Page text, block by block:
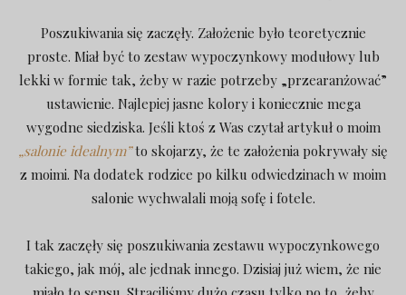
Poszukiwania się zaczęły. Założenie było teoretycznie
proste. Miał być to zestaw wypoczynkowy modułowy lub
lekki w formie tak, żeby w razie potrzeby „przearanżować”
ustawienie. Najlepiej jasne kolory i koniecznie mega
wygodne siedziska. Jeśli ktoś z Was czytał artykuł o moim
„salonie idealnym”to skojarzy, że te założenia pokrywały się
z moimi. Na dodatek rodzice po kilku odwiedzinach w moim
salonie wychwalali moją sofę i fotele.
I tak zaczęły się poszukiwania zestawu wypoczynkowego
takiego, jak mój, ale jednak innego. Dzisiaj już wiem, że nie